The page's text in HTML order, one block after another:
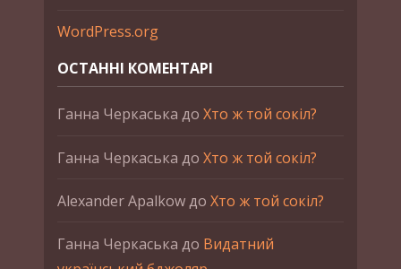
WordPress.org
ОСТАННІ КОМЕНТАРІ
Ганна Черкаська до Хто ж той сокіл?
Ганна Черкаська до Хто ж той сокіл?
Alexander Apalkowдо Хто ж той сокіл?
Ганна Черкаська до Видатний